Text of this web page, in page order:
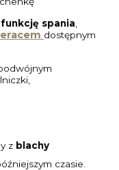
spania
dostępnym
z blachy
czasie.